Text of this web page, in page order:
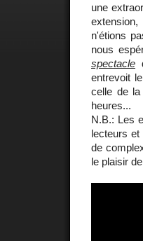
une
n'étions
nous
spectacle
entrevoit
celle de
heures...
N.B.: Les
lecteurs et
de
le plaisir